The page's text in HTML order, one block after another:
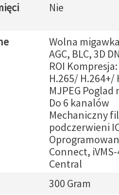
Nie
Wolna
AGC, BLC, 3D
ROI
H.265/ H.264+/
MJPEG Poglad
Do 6 kanalów
Mechaniczny
podczerwieni
Connect,
Central
300 Gram